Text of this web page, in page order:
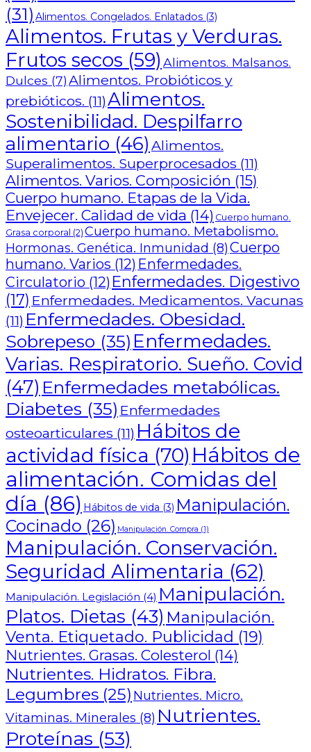
(31) Alimentos. Congelados. Enlatados (3)
Alimentos. Frutas y Verduras.
Frutos secos (59) Alimentos. Malsanos.
Dulces (7)Alimentos. Probióticos y
prebióticos. (11)Alimentos.
Sostenibilidad. Despilfarro
alimentario (46) Alimentos.
Superalimentos. Superprocesados (11)
Alimentos. Varios. Composición (15)
Cuerpo humano. Etapas de la Vida.
Envejecer. Calidad de vida (14) Cuerpo humano.
Grasa corporal (2) Cuerpo humano. Metabolismo.
Hormonas. Genética. Inmunidad (8)Cuerpo
humano. Varios (12) Enfermedades.
Circulatorio (12) Enfermedades. Digestivo
(17) Enfermedades. Medicamentos. Vacunas
(11) Enfermedades. Obesidad.
Sobrepeso (35) Enfermedades.
Varias. Respiratorio. Sueño. Covid
(47) Enfermedades metabólicas.
Diabetes (35) Enfermedades
osteoarticulares (11) Hábitos de
actividad física (70) Hábitos de
alimentación. Comidas del
día (86) Hábitos de vida (3) Manipulación.
Cocinado (26) Manipulación. Compra (1)
Manipulación. Conservación.
Seguridad Alimentaria (62)
Manipulación. Legislación (4) Manipulación.
Platos. Dietas (43) Manipulación.
Venta. Etiquetado. Publicidad (19)
Nutrientes. Grasas. Colesterol (14)
Nutrientes. Hidratos. Fibra.
Legumbres (25) Nutrientes. Micro.
Vitaminas. Minerales (8) Nutrientes.
Proteínas (53)